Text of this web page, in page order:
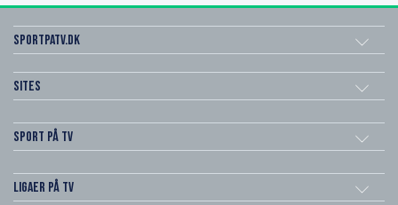
SportPaTV.dk
Sites
Sport på TV
Ligaer på TV